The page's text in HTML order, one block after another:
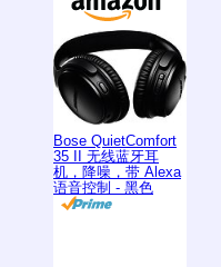
Bose QuietComfort
35 II 无线蓝牙耳
机，降噪，带 Alexa
语音控制 - 黑色